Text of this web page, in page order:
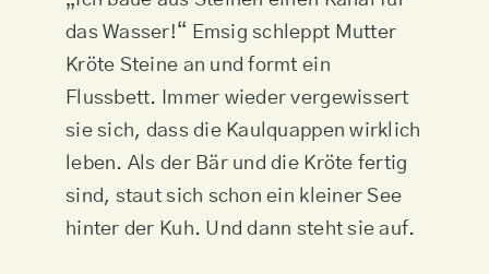
das Wasser!“ Emsig schleppt Mutter
Kröte Steine an und formt ein
Flussbett. Immer wieder vergewissert
sie sich, dass die Kaulquappen wirklich
leben. Als der Bär und die Kröte fertig
sind, staut sich schon ein kleiner See
hinter der Kuh. Und dann steht sie auf.